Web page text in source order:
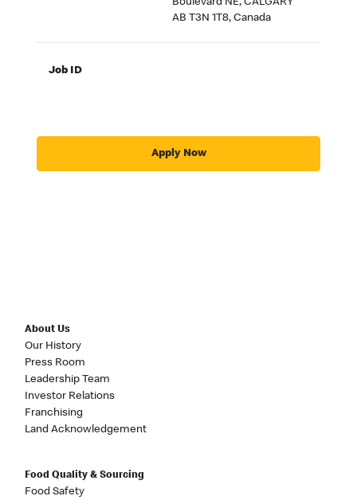
Boulevard NE, CALGARY
AB T3N 1T8, Canada
Job ID
Apply Now
About Us
Our History
Press Room
Leadership Team
Investor Relations
Franchising
Land Acknowledgement
Food Quality & Sourcing
Food Safety